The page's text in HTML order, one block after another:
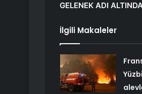
GELENEK ADI
İlgili Makaleler